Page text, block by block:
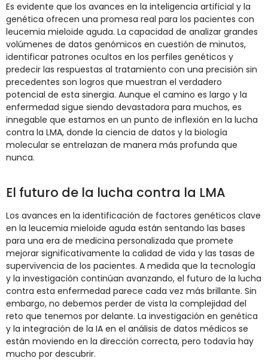
Es evidente que los avances en la inteligencia artificial y la
genética ofrecen una promesa real para los pacientes con
leucemia mieloide aguda. La capacidad de analizar grandes
volúmenes de datos genómicos en cuestión de minutos,
identificar patrones ocultos en los perfiles genéticos y
predecir las respuestas al tratamiento con una precisión sin
precedentes son logros que muestran el verdadero
potencial de esta sinergia. Aunque el camino es largo y la
enfermedad sigue siendo devastadora para muchos, es
innegable que estamos en un punto de inflexión en la lucha
contra la LMA, donde la ciencia de datos y la biología
molecular se entrelazan de manera más profunda que
nunca.
El futuro de la lucha contra la LMA
Los avances en la identificación de factores genéticos clave
en la leucemia mieloide aguda están sentando las bases
para una era de medicina personalizada que promete
mejorar significativamente la calidad de vida y las tasas de
supervivencia de los pacientes. A medida que la tecnología
y la investigación continúan avanzando, el futuro de la lucha
contra esta enfermedad parece cada vez más brillante. Sin
embargo, no debemos perder de vista la complejidad del
reto que tenemos por delante. La investigación en genética
y la integración de la IA en el análisis de datos médicos se
están moviendo en la dirección correcta, pero todavía hay
mucho por descubrir.